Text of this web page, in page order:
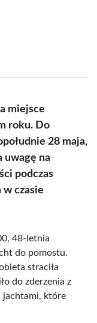
miejsce
roku. Do
28 maja,
uwagę na
podczas
w czasie
48-letnia
do pomostu.
straciła
do zderzenia z
jachtami, które